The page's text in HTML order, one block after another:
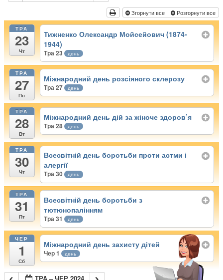
Згорнути все Розгорнути все
ТРА
23
Чт
Тижненко Олександр Мойсейович (1874-
1944)
Тра 23 день
ТРА
27
Пн
Міжнародний день розсіяного склерозу
Тра 27 день
ТРА
28
Вт
Міжнародний день дій за жіноче здоров’я
Тра 28 день
ТРА
30
Чт
Всесвітній день боротьби проти астми і
алергії
Тра 30 день
ТРА
31
Пт
Всесвітній день боротьби з
тютюнопалінням
Тра 31 день
ЧЕР
1
Сб
Міжнародний день захисту дітей
Чер 1 день